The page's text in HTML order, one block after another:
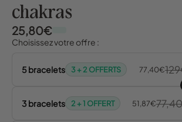
chakras
25,80€
Choisissez votre offre :
5 bracelets 3 + 2 OFFERTS 77,40€
3 bracelets 2 + 1 OFFERT 51,87€